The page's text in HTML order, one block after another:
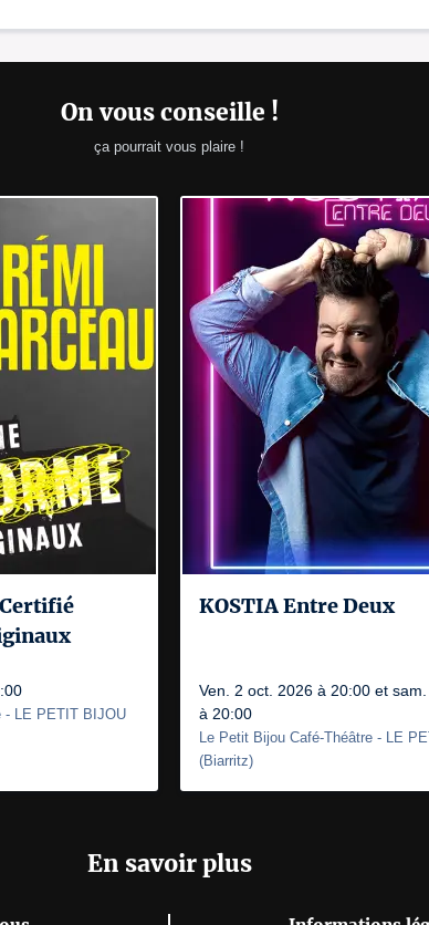
On vous conseille !
ça pourrait vous plaire !
- LE PETIT BIJOU
KOSTIA Entre Deux
Ven. 2 oct. 2026 à 20:00 et
à 20:00
Le Petit Bijou Café-Théâtre - LE
(Biarritz)
En savoir plus